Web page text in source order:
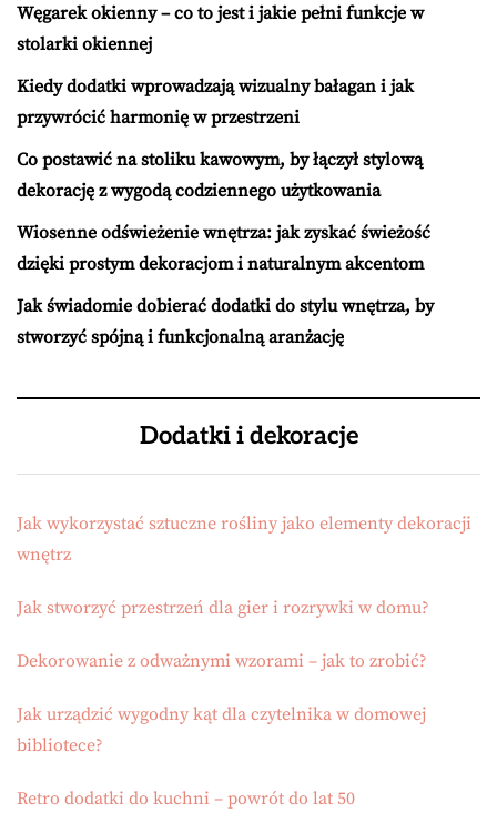
Węgarek okienny – co to jest i jakie pełni funkcje w
stolarki okiennej
Kiedy dodatki wprowadzają wizualny bałagan i jak
przywrócić harmonię w przestrzeni
Co postawić na stoliku kawowym, by łączył stylową
dekorację z wygodą codziennego użytkowania
Wiosenne odświeżenie wnętrza: jak zyskać świeżość
dzięki prostym dekoracjom i naturalnym akcentom
Jak świadomie dobierać dodatki do stylu wnętrza, by
stworzyć spójną i funkcjonalną aranżację
Dodatki i dekoracje
Jak wykorzystać sztuczne rośliny jako elementy dekoracji
wnętrz
Jak stworzyć przestrzeń dla gier i rozrywki w domu?
Dekorowanie z odważnymi wzorami – jak to zrobić?
Jak urządzić wygodny kąt dla czytelnika w domowej
bibliotece?
Retro dodatki do kuchni – powrót do lat 50